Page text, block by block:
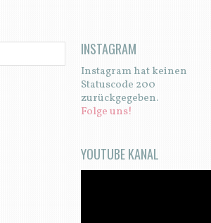
INSTAGRAM
Instagram hat keinen
Statuscode 200
zurückgegeben.
Folge uns!
YOUTUBE KANAL